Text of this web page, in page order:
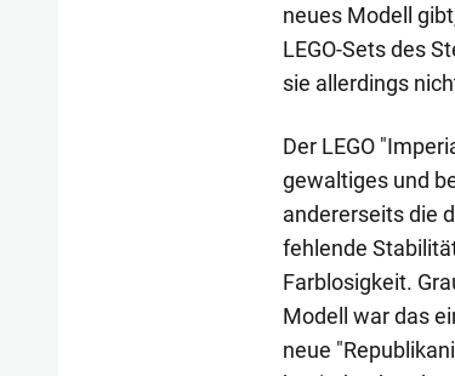
neues Modell
LEGO-Sets des
sie allerdings
Der LEGO
gewaltiges und
andererseits die
fehlende
Farblosigkeit.
Modell war das
neue